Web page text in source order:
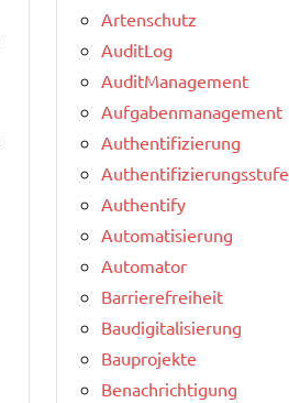
Artenschutz
AuditLog
AuditManagement
Aufgabenmanagement
Authentifizierung
Authentifizierungsstufe
Authentify
Automatisierung
Automator
Barrierefreiheit
Baudigitalisierung
Bauprojekte
Benachrichtigung